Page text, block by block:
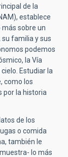
de la
establece
más sobre un
familia y sus
podemos
la Vía
Estudiar la
como los
por la historia
de los
o comida
también le
lo más